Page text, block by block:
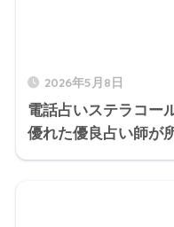
2026年5月8日
電話占いステラコー
優れた優良占い師が